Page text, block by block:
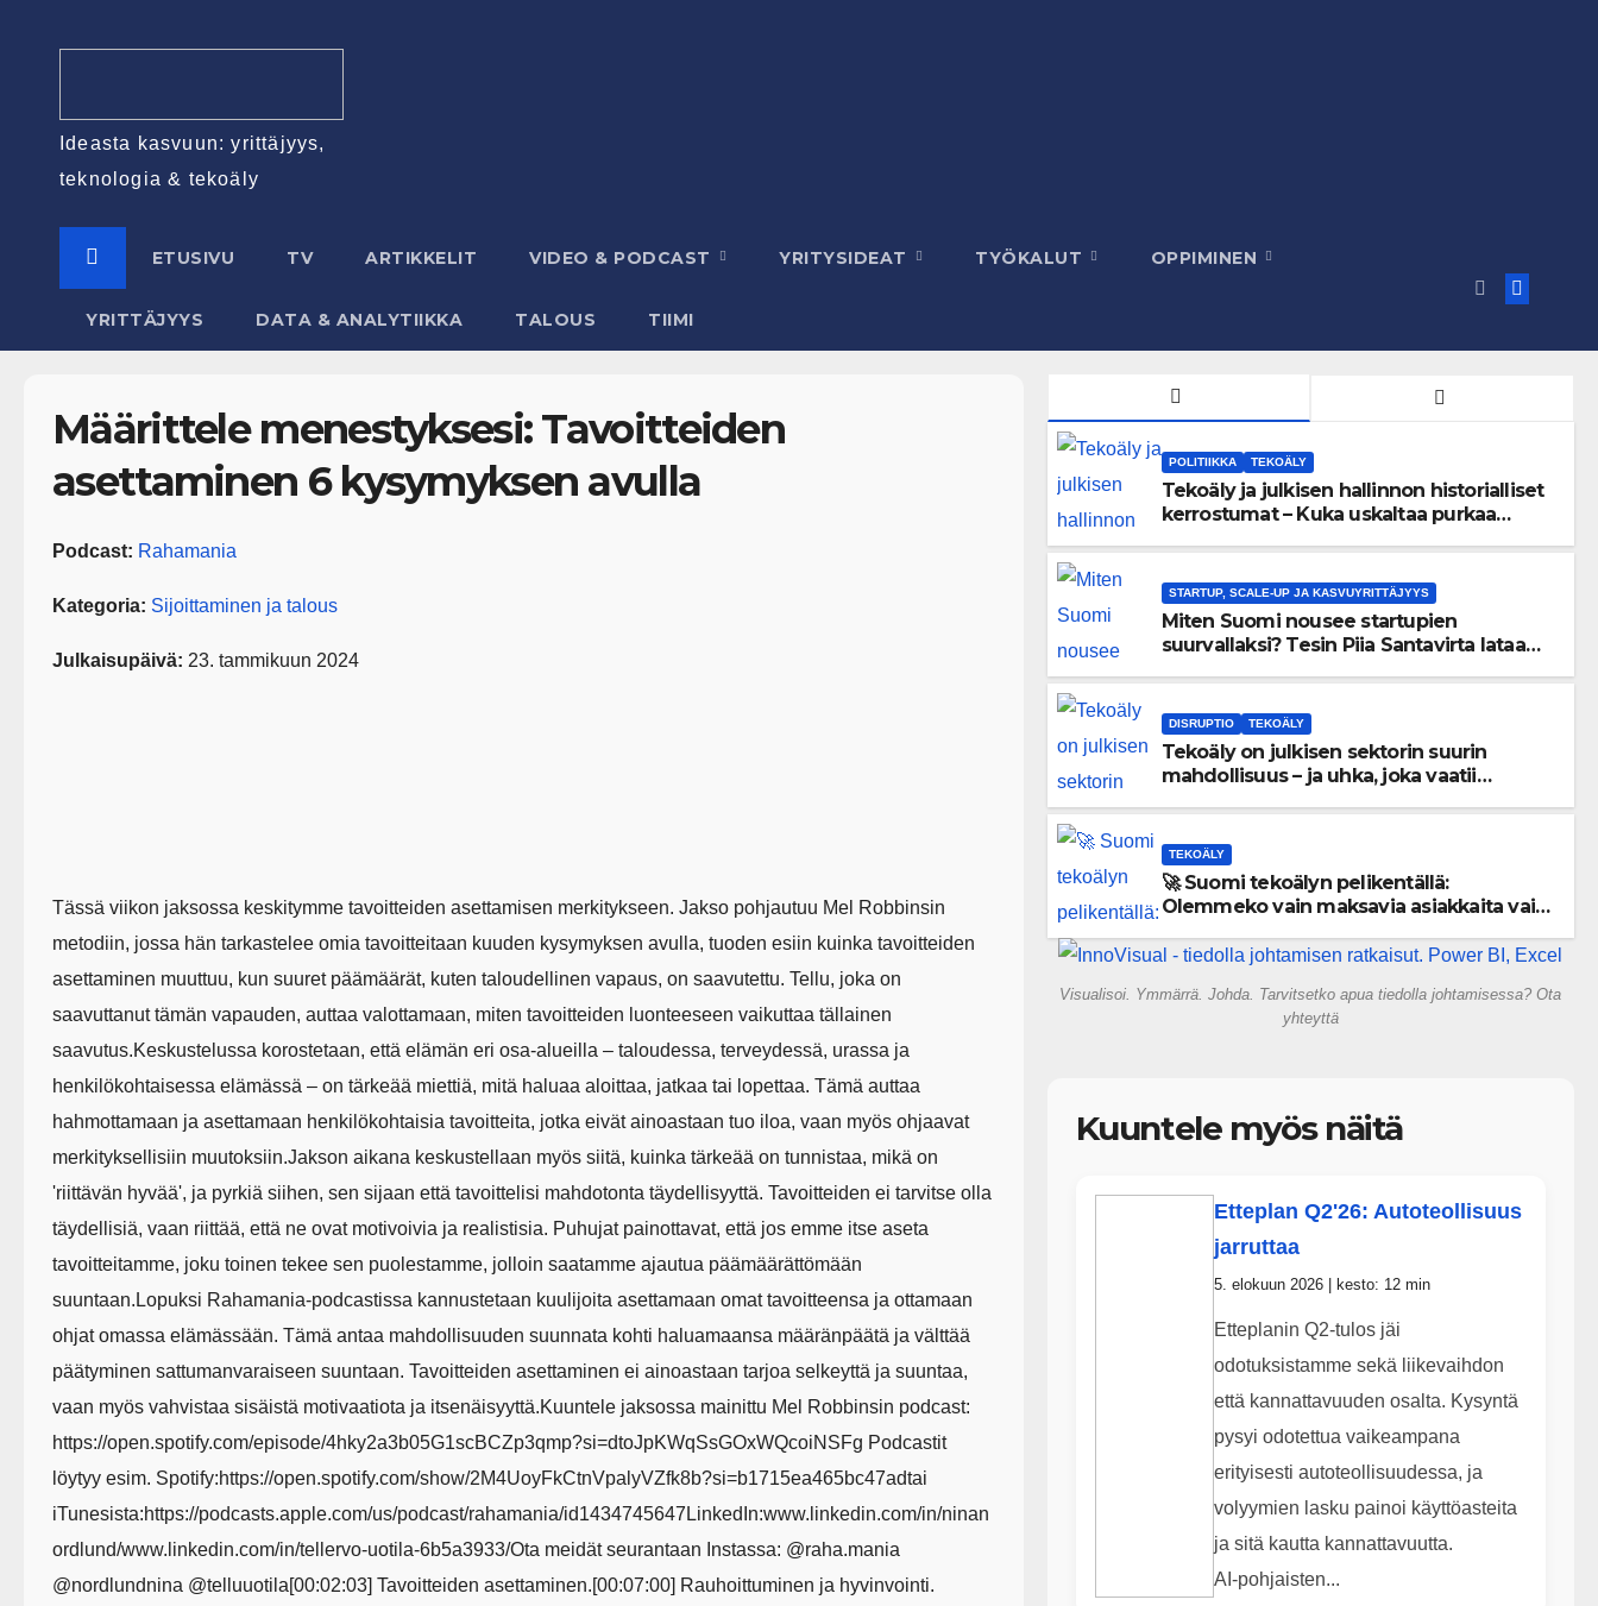
Ideasta kasvuun: yrittäjyys,
teknologia & tekoäly
ETUSIVU TV ARTIKKELIT VIDEO & PODCAST YRITYSIDEAT TYÖKALUT OPPIMINEN
YRITTÄJYYS DATA & ANALYTIIKKA TALOUS TIIMI
Määrittele menestyksesi: Tavoitteiden
asettaminen 6 kysymyksen avulla
Podcast: Rahamania
Kategoria: Sijoittaminen ja talous
Julkaisupäivä: 23. tammikuun 2024
Tässä viikon jaksossa keskitymme tavoitteiden asettamisen merkitykseen. Jakso pohjautuu Mel Robbinsin
metodiin, jossa hän tarkastelee omia tavoitteitaan kuuden kysymyksen avulla, tuoden esiin kuinka tavoitteiden
asettaminen muuttuu, kun suuret päämäärät, kuten taloudellinen vapaus, on saavutettu. Tellu, joka on
saavuttanut tämän vapauden, auttaa valottamaan, miten tavoitteiden luonteeseen vaikuttaa tällainen
saavutus.Keskustelussa korostetaan, että elämän eri osa-alueilla – taloudessa, terveydessä, urassa ja
henkilökohtaisessa elämässä – on tärkeää miettiä, mitä haluaa aloittaa, jatkaa tai lopettaa. Tämä auttaa
hahmottamaan ja asettamaan henkilökohtaisia tavoitteita, jotka eivät ainoastaan tuo iloa, vaan myös ohjaavat
merkityksellisiin muutoksiin.Jakson aikana keskustellaan myös siitä, kuinka tärkeää on tunnistaa, mikä on
'riittävän hyvää', ja pyrkiä siihen, sen sijaan että tavoittelisi mahdotonta täydellisyyttä. Tavoitteiden ei tarvitse olla
täydellisiä, vaan riittää, että ne ovat motivoivia ja realistisia. Puhujat painottavat, että jos emme itse aseta
tavoitteitamme, joku toinen tekee sen puolestamme, jolloin saatamme ajautua päämäärättömään
suuntaan.Lopuksi Rahamania-podcastissa kannustetaan kuulijoita asettamaan omat tavoitteensa ja ottamaan
ohjat omassa elämässään. Tämä antaa mahdollisuuden suunnata kohti haluamaansa määränpäätä ja välttää
päätyminen sattumanvaraiseen suuntaan. Tavoitteiden asettaminen ei ainoastaan tarjoa selkeyttä ja suuntaa,
vaan myös vahvistaa sisäistä motivaatiota ja itsenäisyyttä.Kuuntele jaksossa mainittu Mel Robbinsin podcast:
https://open.spotify.com/episode/4hky2a3b05G1scBCZp3qmp?si=dtoJpKWqSsGOxWQcoiNSFg Podcastit
löytyy esim. Spotify:https://open.spotify.com/show/2M4UoyFkCtnVpalyVZfk8b?si=b1715ea465bc47adtai
iTunesista:https://podcasts.apple.com/us/podcast/rahamania/id1434745647LinkedIn:www.linkedin.com/in/ninan
ordlund/www.linkedin.com/in/tellervo-uotila-6b5a3933/Ota meidät seurantaan Instassa: @raha.mania
@nordlundnina @telluuotila[00:02:03] Tavoitteiden asettaminen.[00:07:00] Rauhoittuminen ja hyvinvointi.
POLITIIKKA TEKOÄLY
Tekoäly ja julkisen hallinnon historialliset
kerrostumat – Kuka uskaltaa purkaa
STARTUP, SCALE-UP JA KASVUYRITTÄJYYS
Miten Suomi nousee startupien
suurvallaksi? Tesin Piia Santavirta lataa
DISRUPTIO TEKOÄLY
Tekoäly on julkisen sektorin suurin
mahdollisuus – ja uhka, joka vaatii
TEKOÄLY
🚀 Suomi tekoälyn pelikentällä:
Olemmeko vain maksavia asiakkaita vai
gigatehtaan?
Visualisoi. Ymmärrä. Johda. Tarvitsetko apua tiedolla johtamisessa? Ota
yhteyttä
Kuuntele myös näitä
Etteplan Q2'26: Autoteollisuus
jarruttaa
5. elokuun 2026 | kesto: 12 min
Etteplanin Q2‑tulos jäi
odotuksistamme sekä liikevaihdon
että kannattavuuden osalta. Kysyntä
pysyi odotettua vaikeampana
erityisesti autoteollisuudessa, ja
volyymien lasku painoi käyttöasteita
ja sitä kautta kannattavuutta.
AI‑pohjaisten...